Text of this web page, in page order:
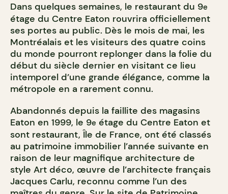
Dans quelques semaines, le restaurant du 9e
étage du Centre Eaton rouvrira officiellement
ses portes au public. Dès le mois de mai, les
Montréalais et les visiteurs des quatre coins
du monde pourront replonger dans la folie du
début du siècle dernier en visitant ce lieu
intemporel d’une grande élégance, comme la
métropole en a rarement connu.
Abandonnés depuis la faillite des magasins
Eaton en 1999, le 9e étage du Centre Eaton et
sont restaurant, Île de France, ont été classés
au patrimoine immobilier l’année suivante en
raison de leur magnifique architecture de
style Art déco, œuvre de l’architecte français
Jacques Carlu, reconnu comme l’un des